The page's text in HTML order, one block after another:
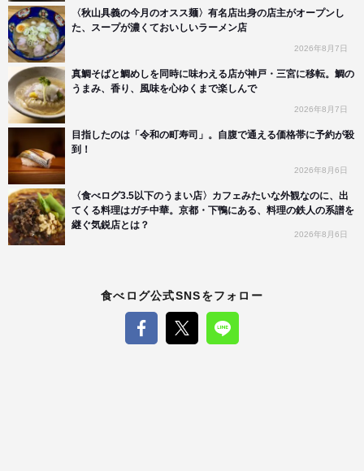
〈秋山具義の今月のオスス麺〉有名店出身の店主がオープンし
た、スープが濃くておいしいラーメン店
2026年8月7日
真鯛そばと鯛めしを同時に味わえる店が神戸・三宮に移転。鯛の
うまみ、香り、風味を心ゆくまで楽しんで
2026年8月7日
目指したのは「令和の町寿司」。自腹で通える価格帯に予約が殺
到！
2026年8月6日
〈食べログ3.5以下のうまい店〉カフェみたいな外観なのに、出
てくる料理はガチ中華。京都・下鴨にある、料理の鉄人の系譜を
継ぐ気鋭店とは？
2026年8月6日
食べログ公式SNSをフォロー